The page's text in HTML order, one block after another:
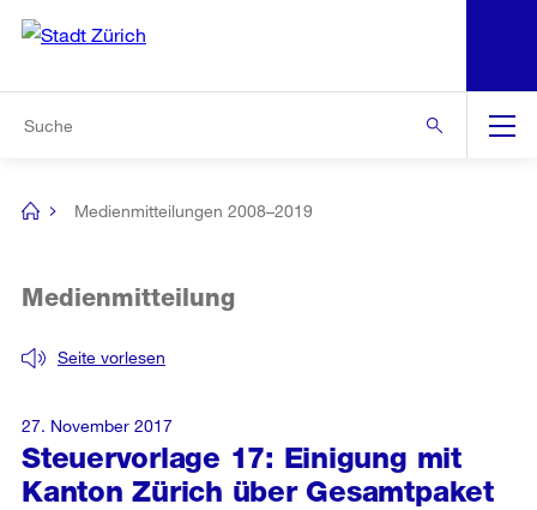
Navigation
[no
Medienmitteilungen 2008–2019
Steuervorlage 17: Einigung mit
Kanton Zürich über Gesamtpaket
Seite vorlesen
Medienmitteilung
27. November 2017